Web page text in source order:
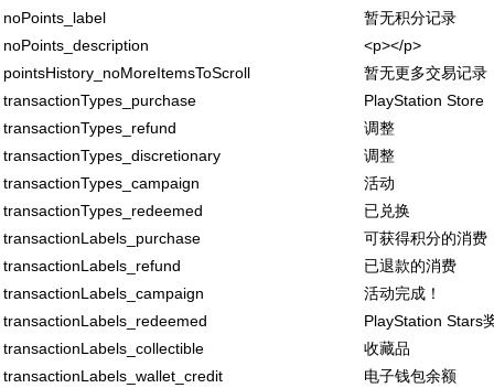
noPoints_label
暂无积分记录
noPoints_description
<p></p>
pointsHistory_noMoreItemsToScroll
暂无更多交易记录
transactionTypes_purchase
PlayStation Store
transactionTypes_refund
调整
transactionTypes_discretionary
调整
transactionTypes_campaign
活动
transactionTypes_redeemed
已兑换
transactionLabels_purchase
可获得积分的消费
transactionLabels_refund
已退款的消费
transactionLabels_campaign
活动完成！
transactionLabels_redeemed
PlayStation Stars
transactionLabels_collectible
收藏品
transactionLabels_wallet_credit
电子钱包余额